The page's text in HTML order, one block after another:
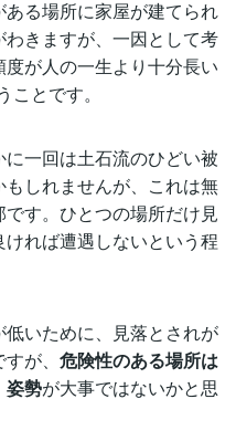
る場所に家屋が建てられ
きますが、一因として考
が人の一生より十分長い
ことです。
一回は土石流のひどい被
しれませんが、これは無
す。ひとつの場所だけ見
れば遭遇しないという程
いために、見落とされが
が、 危険性のある場所は
姿勢が大事ではないかと思